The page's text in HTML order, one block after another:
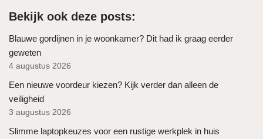
Bekijk ook deze posts:
Blauwe gordijnen in je woonkamer? Dit had ik graag eerder
geweten
4 augustus 2026
Een nieuwe voordeur kiezen? Kijk verder dan alleen de
veiligheid
3 augustus 2026
Slimme laptopkeuzes voor een rustige werkplek in huis